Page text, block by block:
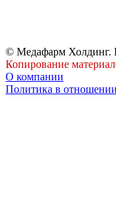
© Медафарм Холдинг.
Копирование
О компании
Политика в